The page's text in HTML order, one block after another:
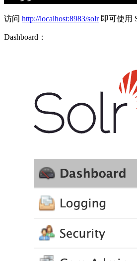
访问 http://localhost:8983/solr即可使用
Dashboard：